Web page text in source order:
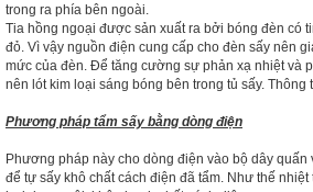
trong ra phía bên ngoài.
Tia hồng ngoại được sản xuất ra bởi bóng đèn có
đỏ. Vì vậy nguồn điện cung cấp cho đèn sấy nên
mức của đèn. Để tăng cường sự phản xạ nhiệt và
nên lót kim loại sáng bóng bên trong tủ sấy.
Phương pháp tẩm sấy bằng dòng điện
Phương pháp này cho dòng điện vào bộ dây quấn
để tự sấy khô chất cách điện đã tẩm. Như thế